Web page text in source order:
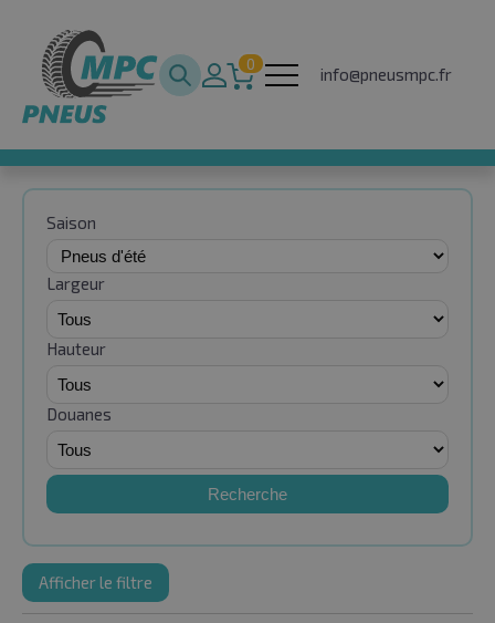
0
info@pneusmpc.fr
Saison
Largeur
Hauteur
Douanes
Recherche
Afficher le filtre